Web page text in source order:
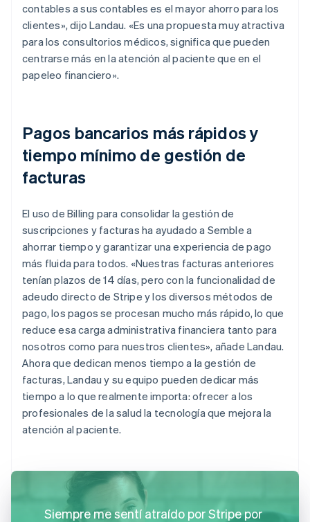
contables a sus contables es el mayor ahorro para los
clientes», dijo Landau. «Es una propuesta muy atractiva
para los consultorios médicos, significa que pueden
centrarse más en la atención al paciente que en el
papeleo financiero».
Pagos bancarios más rápidos y
tiempo mínimo de gestión de
facturas
El uso de Billing para consolidar la gestión de
suscripciones y facturas ha ayudado a Semble a
ahorrar tiempo y garantizar una experiencia de pago
más fluida para todos. «Nuestras facturas anteriores
tenían plazos de 14 días, pero con la funcionalidad de
adeudo directo de Stripe y los diversos métodos de
pago, los pagos se procesan mucho más rápido, lo que
reduce esa carga administrativa financiera tanto para
nosotros como para nuestros clientes», añade Landau.
Ahora que dedican menos tiempo a la gestión de
facturas, Landau y su equipo pueden dedicar más
tiempo a lo que realmente importa: ofrecer a los
profesionales de la salud la tecnología que mejora la
atención al paciente.
Siempre me sentí atraído por Stripe por